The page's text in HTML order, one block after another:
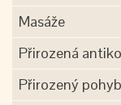
Masáže
Přirozená
Přirozený pohyb